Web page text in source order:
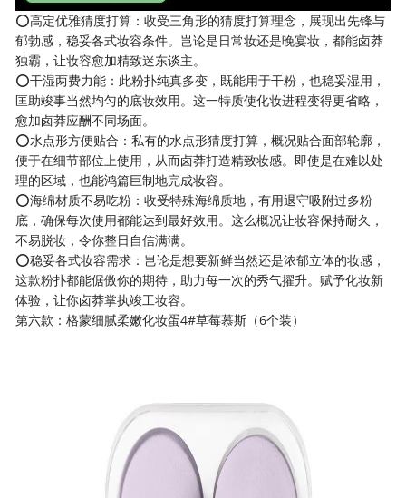
⭕高定优雅猜度打算：收受三角形的猜度打算理念，展现出先锋与
郁勃感，稳妥各式妆容条件。岂论是日常妆还是晚宴妆，都能卤莽
独霸，让妆容愈加精致迷东谈主。
⭕干湿两费力能：此粉扑纯真多变，既能用于干粉，也稳妥湿用，
匡助竣事当然均匀的底妆效用。这一特质使化妆进程变得更省略，
愈加卤莽应酬不同场面。
⭕水点形方便贴合：私有的水点形猜度打算，概况贴合面部轮廓，
便于在细节部位上使用，从而卤莽打造精致妆感。即使是在难以处
理的区域，也能鸿篇巨制地完成妆容。
⭕海绵材质不易吃粉：收受特殊海绵质地，有用退守吸附过多粉
底，确保每次使用都能达到最好效用。这么概况让妆容保持耐久，
不易脱妆，令你整日自信满满。
⭕稳妥各式妆容需求：岂论是想要新鲜当然还是浓郁立体的妆感，
这款粉扑都能倨傲你的期待，助力每一次的秀气擢升。赋予化妆新
体验，让你卤莽掌执竣工妆容。
第六款：格蒙细腻柔嫩化妆蛋4#草莓慕斯（6个装）